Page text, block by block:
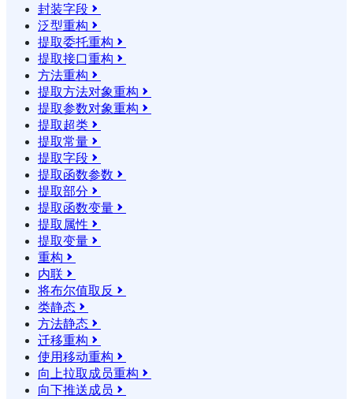
封装字段 
泛型重构 
提取委托重构 
提取接口重构 
方法重构 
提取方法对象重构 
提取参数对象重构 
提取超类 
提取常量 
提取字段 
提取函数参数 
提取部分 
提取函数变量 
提取属性 
提取变量 
重构 
内联 
将布尔值取反 
类静态 
方法静态 
迁移重构 
使用移动重构 
向上拉取成员重构 
向下推送成员 